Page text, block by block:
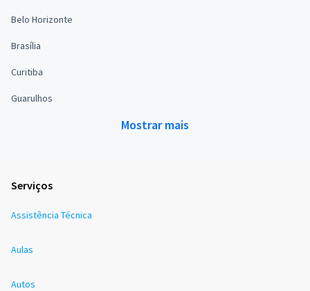
Belo Horizonte
Brasília
Curitiba
Guarulhos
Mostrar mais
Serviços
Assistência Técnica
Aulas
Autos